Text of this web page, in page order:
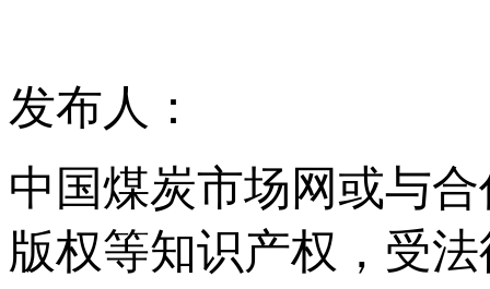
发布人：
中国煤炭市场网或与
版权等知识产权，受